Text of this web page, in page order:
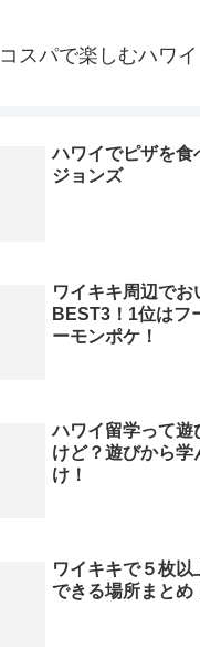
コスパで楽しむハワイ
ハワイでピザを
ジョンズ
ワイキキ周辺でお
BEST3！1位はフ
ーモンポケ！
ハワイ留学って遊
けど？遊びから学
け！
ワイキキで５枚以
できる場所まとめ